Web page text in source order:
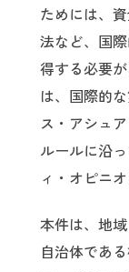
ためには、
法など、国
得する必要
は、国際的
ス・アシュ
ルールに沿
ィ・オピニ
本件は、地
自治体であ